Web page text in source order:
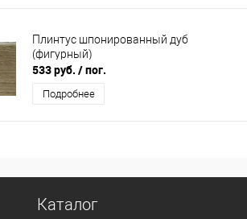
Плинтус шпонированный дуб
(фигурный)
533 руб. / пог.
Подробнее
Каталог